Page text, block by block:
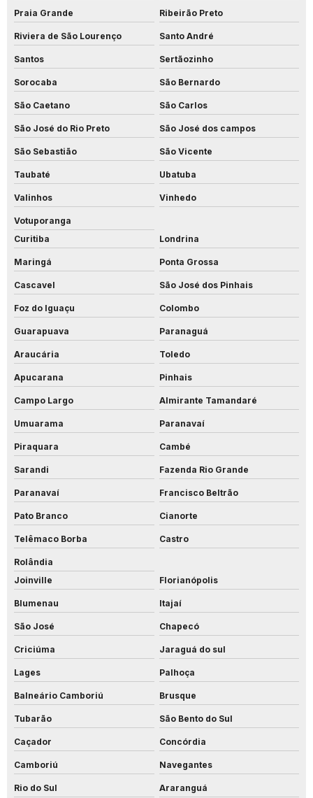
Praia Grande Ribeirão Preto
Riviera de São Lourenço Santo André
Santos Sertãozinho
Sorocaba São Bernardo
São Caetano São Carlos
São José do Rio Preto São José dos campos
São Sebastião São Vicente
Taubaté Ubatuba
Valinhos Vinhedo
Votuporanga
Curitiba
Londrina
Maringá Ponta Grossa
Cascavel São José dos Pinhais
Foz do Iguaçu Colombo
Guarapuava Paranaguá
Araucária Toledo
Apucarana Pinhais
Campo Largo Almirante Tamandaré
Umuarama Paranavaí
Piraquara Cambé
Sarandi Fazenda Rio Grande
Paranavaí Francisco Beltrão
Pato Branco Cianorte
Telêmaco Borba Castro
Rolândia
Joinville
Florianópolis
Blumenau Itajaí
São José Chapecó
Criciúma Jaraguá do sul
Lages Palhoça
Balneário Camboriú Brusque
Tubarão São Bento do Sul
Caçador Concórdia
Camboriú Navegantes
Rio do Sul Araranguá